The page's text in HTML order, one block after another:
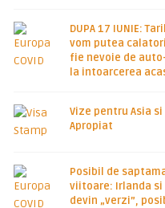
DUPA 17 IUNIE:
vom putea
fie nevoie de
la intoarcerea
Vize pentru Asia si
Apropiat
Posibil de
viitoare: Irlanda si
devin „verzi”,